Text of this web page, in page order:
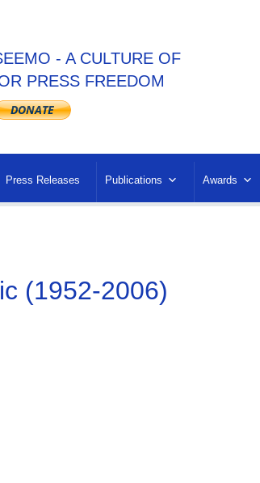
- A CULTURE OF
PRESS FREEDOM
Press Releases Publications Awards
(1952-2006)